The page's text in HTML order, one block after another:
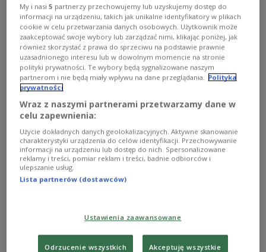
Chorzowie podczas Memoriału Kamili Skolimowskiej.
Szwed cztery dni przed rywalizacją w Polsce pobił rekord
świata. W Chorzowie może złamać kolejną magiczną
barierę. Raz w Polsce już tego dokonał.
Zobacz więcej na temat:Lekkoatletyka
SPORT
Armand Duplantis
"Wiersz przeczytam za 30 lat i
się wzruszę". Zmarła nagle
My i nasi5 partnerzy przechowujemy lub uzyskujemy dostęp do
informacji na urządzeniu, takich jak unikalne identyfikatory w plikach
cookie w celu przetwarzania danych osobowych. Użytkownik może
zaakceptować swoje wybory lub zarządzać nimi, klikając poniżej, jak
również skorzystać z prawa do sprzeciwu na podstawie prawnie
uzasadnionego interesu lub w dowolnym momencie na stronie
polityki prywatności. Te wybory będą sygnalizowane naszym
partnerom i nie będą miały wpływu na dane przeglądania. Polityka
prywatności
Wraz z naszymi partnerami przetwarzamy dane w
celu zapewnienia:
Użycie dokładnych danych geolokalizacyjnych. Aktywne skanowanie
charakterystyki urządzenia do celów identyfikacji. Przechowywanie
informacji na urządzeniu lub dostęp do nich. Spersonalizowane
reklamy i treści, pomiar reklam i treści, badnie odbiorców i
ulepszanie usług.
Lista partnerów (dostawców)
Ustawienia zaawansowane
Odrzucenie wszystkich Akceptuję wszystkie